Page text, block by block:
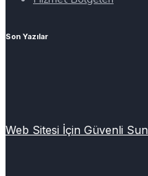
Son Yazılar
Web Sitesi İçin Güvenli